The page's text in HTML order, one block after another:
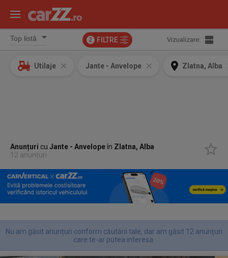
2 FILTRE Vizualizare:
Utilaje Jante - Anvelope Zlatna, Alba
Anunțuri cuJante - Anvelopeîn Zlatna, Alba
12 anunțuri
Nu am găsit anunțuri conform căutării tale, dar am găsit 12 anunțuri
care te-ar putea interesa.